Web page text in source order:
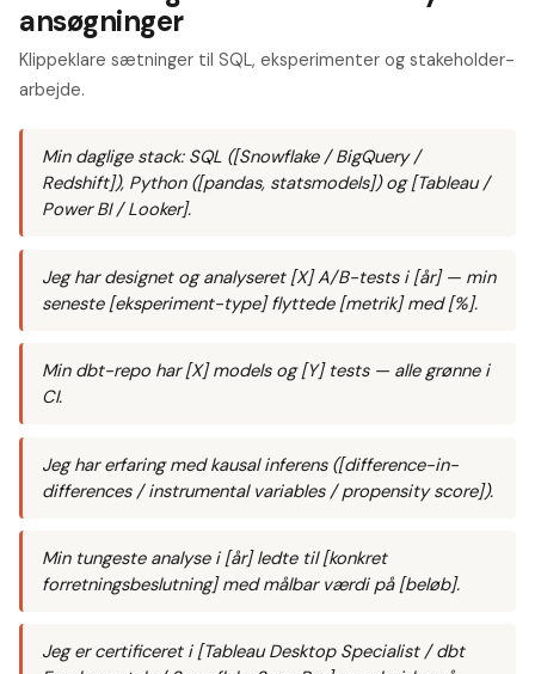
ansøgninger
Klippeklare sætninger til SQL, eksperimenter og stakeholder-
arbejde.
Min daglige stack: SQL ([Snowflake / BigQuery /
Redshift]), Python ([pandas, statsmodels]) og [Tableau /
Power BI / Looker].
Jeg har designet og analyseret [X] A/B-tests i [år] — min
seneste [eksperiment-type] flyttede [metrik] med [%].
Min dbt-repo har [X] models og [Y] tests — alle grønne i
CI.
Jeg har erfaring med kausal inferens ([difference-in-
differences / instrumental variables / propensity score]).
Min tungeste analyse i [år] ledte til [konkret
forretningsbeslutning] med målbar værdi på [beløb].
Jeg er certificeret i [Tableau Desktop Specialist / dbt